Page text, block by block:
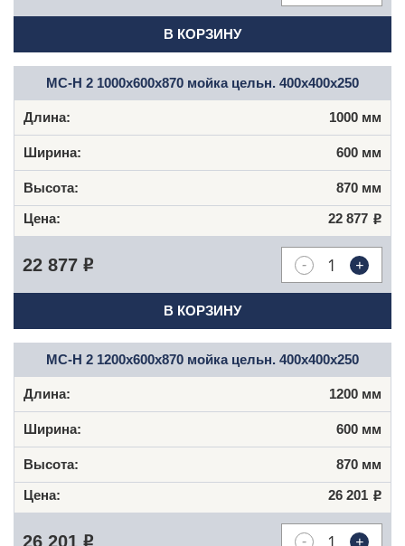
В КОРЗИНУ
МС-Н 2 1000x600x870 мойка цельн. 400x400x250
1000 мм
600 мм
870 мм
22 877 Р
- +
22 877 Р
В КОРЗИНУ
МС-Н 2 1200x600x870 мойка цельн. 400x400x250
1200 мм
600 мм
870 мм
26 201 Р
- +
26 201